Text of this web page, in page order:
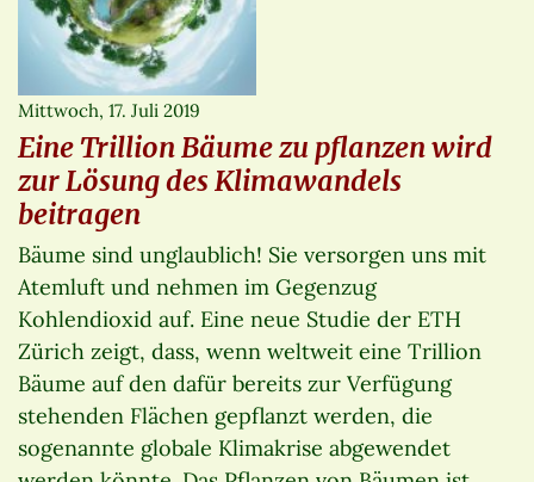
Mittwoch, 17. Juli 2019
Eine Trillion Bäume zu pflanzen wird
zur Lösung des Klimawandels
beitragen
Bäume sind unglaublich! Sie versorgen uns mit
Atemluft und nehmen im Gegenzug
Kohlendioxid auf. Eine neue Studie der ETH
Zürich zeigt, dass, wenn weltweit eine Trillion
Bäume auf den dafür bereits zur Verfügung
stehenden Flächen gepflanzt werden, die
sogenannte globale Klimakrise abgewendet